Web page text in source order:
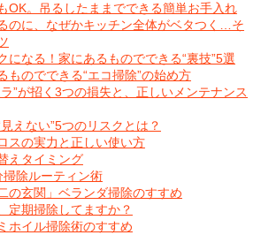
OK。吊るしたままでできる簡単お手入れ
のに、なぜかキッチン全体がベタつく…そ
になる！家にあるものでできる“裏技”5選
ものでできる“エコ掃除”の始め方
”が招く3つの損失と、正しいメンテナンス
えない”5つのリスクとは？
スの実力と正しい使い方
えタイミング
除ルーティン術
の玄関」ベランダ掃除のすすめ
定期掃除してますか？
ホイル掃除術のすすめ